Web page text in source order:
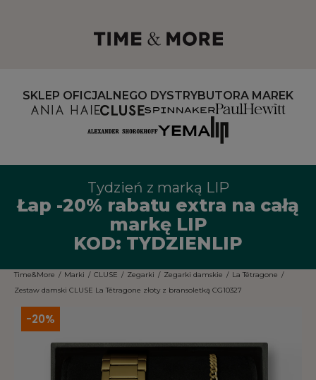
SKLEP OFICJALNEGO DYSTRYBUTORA MAREK
Tydzień z marką LIP
Łap -20% rabatu extra na całą
markę LIP
KOD: TYDZIENLIP
Time&More / Marki / CLUSE / Zegarki / Zegarki damskie / La Tétragone /
Zestaw damski CLUSE La Tétragone złoty z bransoletką CG10327
-20%